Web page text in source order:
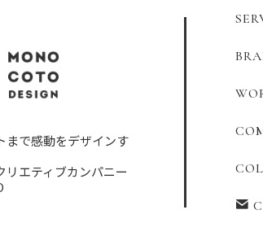
まで感動をデザインす
リエティブカンパニー